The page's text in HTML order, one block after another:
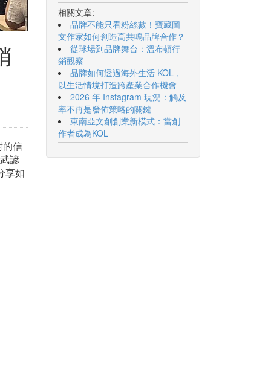
的信
諺
享如
相關文章:
品牌不能只看粉絲數！寶藏圖
文作家如何創造高共鳴品牌合作？
從球場到品牌舞台：溫布頓行
銷觀察
品牌如何透過海外生活 KOL，
以生活情境打造跨產業合作機會
2026 年 Instagram 現況：觸及
率不再是發佈策略的關鍵
東南亞文創創業新模式：當創
作者成為KOL